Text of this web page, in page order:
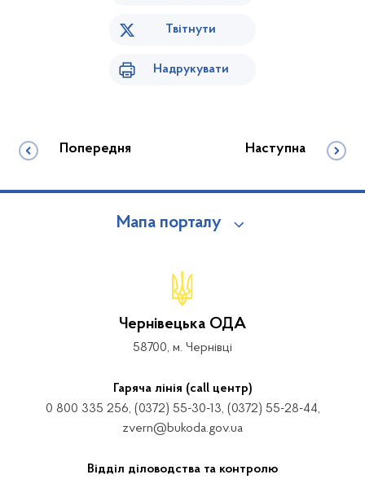
Твітнути
Надрукувати
Попередня Наступна
Мапа порталу
Чернівецька ОДА
58700, м. Чернівці
Гаряча лінія (call центр)
0 800 335 256, (0372) 55-30-13, (0372) 55-28-44,
zvern@bukoda.gov.ua
Відділ діловодства та контролю